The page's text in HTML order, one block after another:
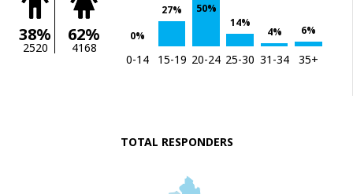
38%
2520
62%
4168
0%
27%
50%
14%
4% 6%
0-14 15-19 20-24 25-30 31-34 35+
TOTAL RESPONDERS